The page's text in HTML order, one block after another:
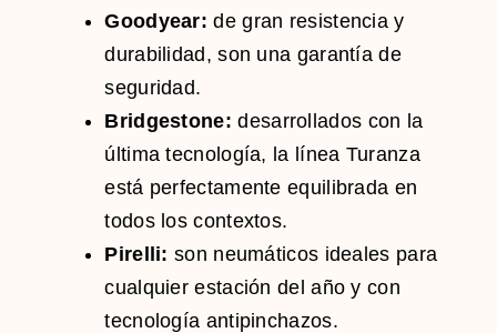
Goodyear: de gran resistencia y
durabilidad, son una garantía de
seguridad.
Bridgestone: desarrollados con la
última tecnología, la línea Turanza
está perfectamente equilibrada en
todos los contextos.
Pirelli: son neumáticos ideales para
cualquier estación del año y con
tecnología antipinchazos.